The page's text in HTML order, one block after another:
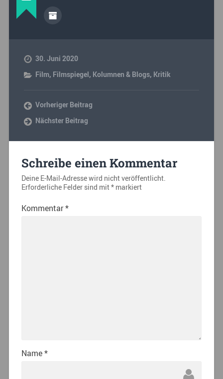
30. Juni 2020
Film, Filmspiegel, Kolumnen & Blogs, Kritik
Vorheriger Beitrag
Nächster Beitrag
Schreibe einen Kommentar
Deine E-Mail-Adresse wird nicht veröffentlicht.
Erforderliche Felder sind mit*markiert
Kommentar*
Name*